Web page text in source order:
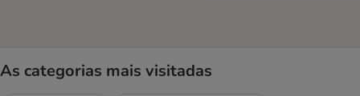
As categorias mais visitadas